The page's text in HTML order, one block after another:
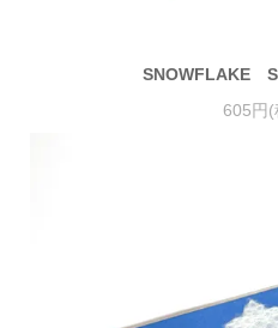
SNOWFLAKE
605円(